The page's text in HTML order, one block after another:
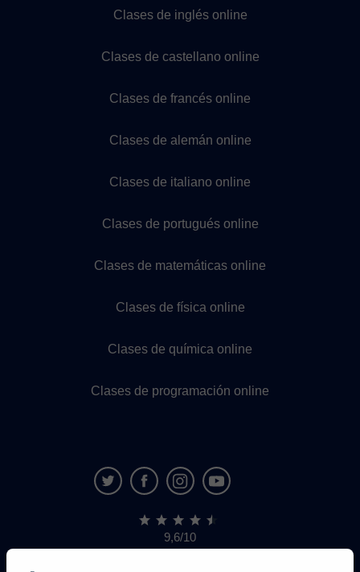
Clases de inglés online
Clases de castellano online
Clases de francés online
Clases de alemán online
Clases de italiano online
Clases de portugués online
Clases de matemáticas online
Clases de física online
Clases de química online
Clases de programación online
9,6/10
1,339,284